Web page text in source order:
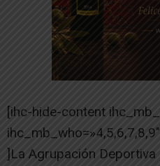
[ihc-hide-content
]La Agrupación Deportiva